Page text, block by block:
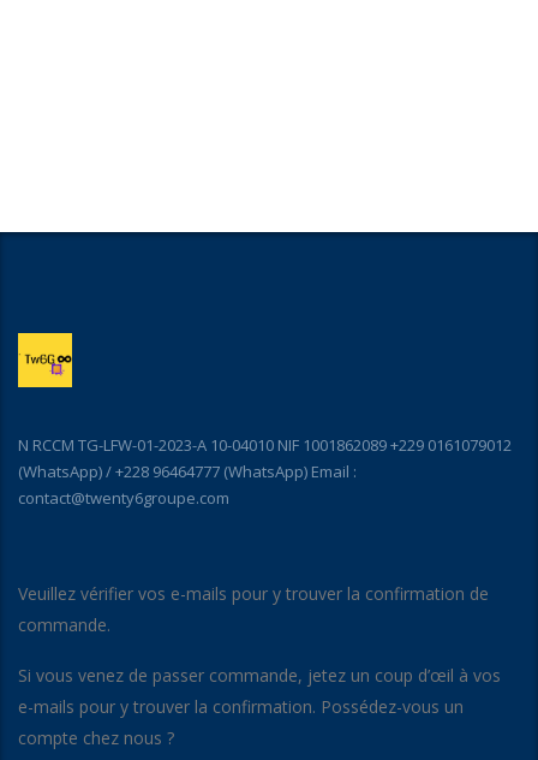
N RCCM TG-LFW-01-2023-A 10-04010 NIF 1001862089 +229 0161079012
(WhatsApp) / +228 96464777 (WhatsApp) Email :
contact@twenty6groupe.com
Veuillez vérifier vos e-mails pour y trouver la confirmation de
commande.
Si vous venez de passer commande, jetez un coup d’œil à vos
e-mails pour y trouver la confirmation. Possédez-vous un
compte chez nous ?